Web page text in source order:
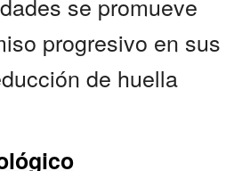
progresivo en sus
de huella